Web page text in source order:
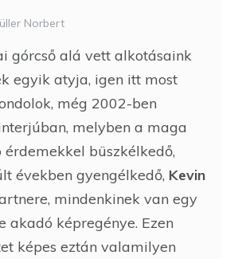
Norbert
górcső alá vett alkotásaink
egyik atyja, igen itt most
még 2002-ben
melyben a maga
büszkélkedő,
években gyengélkedő, Kevin
mindenkinek van egy
akadó képregénye. Ezen
képes eztán valamilyen